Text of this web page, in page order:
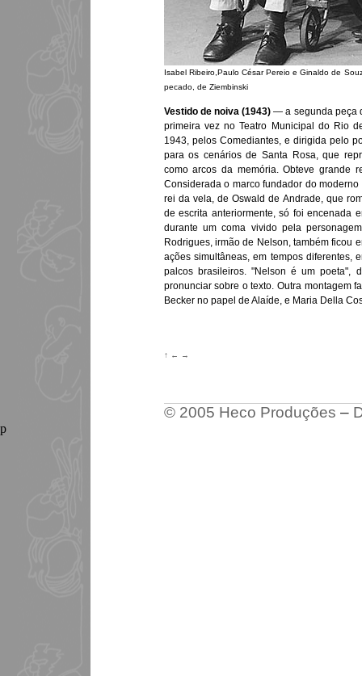
Isabel Ribeiro,Paulo César Pereio e Ginaldo de
pecado, de Ziembinski
Vestido de noiva (1943) — a segunda peça
primeira vez no Teatro Municipal do Rio
1943, pelos Comediantes, e dirigida pelo
para os cenários de Santa Rosa, que
como arcos da memória. Obteve grande
Considerada o marco fundador do
rei da vela, de Oswald de Andrade, que
de escrita anteriormente, só foi encenada
durante um coma vivido pela
Rodrigues, irmão de Nelson, também ficou
ações simultâneas, em tempos diferentes,
palcos brasileiros. "Nelson é um poeta",
pronunciar sobre o texto. Outra montagem
Becker no papel de Alaíde, e Maria Della
↑ ← →
© 2005 Heco Produções –
p